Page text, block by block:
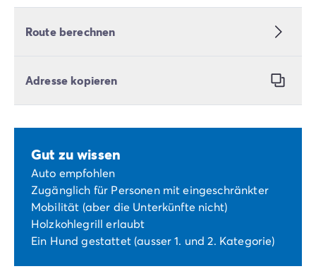
Route berechnen
Adresse kopieren
Gut zu wissen
Auto empfohlen
Zugänglich für Personen mit eingeschränkter
Mobilität (aber die Unterkünfte nicht)
Holzkohlegrill erlaubt
Ein Hund gestattet (ausser 1. und 2. Kategorie)